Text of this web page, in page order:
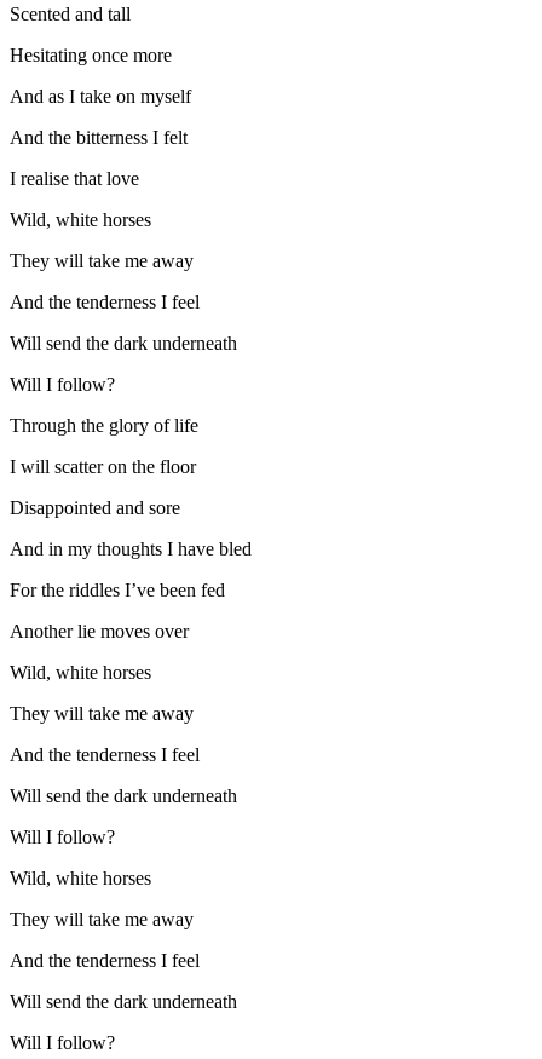
Scented and tall
Hesitating once more
And as I take on myself
And the bitterness I felt
I realise that love
Wild, white horses
They will take me away
And the tenderness I feel
Will send the dark underneath
Will I follow?
Through the glory of life
I will scatter on the floor
Disappointed and sore
And in my thoughts I have bled
For the riddles I’ve been fed
Another lie moves over
Wild, white horses
They will take me away
And the tenderness I feel
Will send the dark underneath
Will I follow?
Wild, white horses
They will take me away
And the tenderness I feel
Will send the dark underneath
Will I follow?